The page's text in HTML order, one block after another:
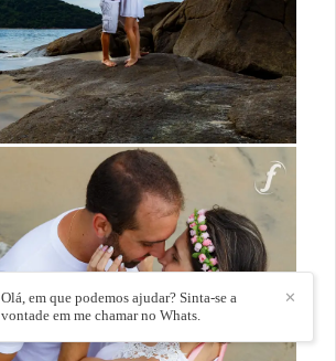
✕
Olá, em que podemos ajudar? Sinta-se a
vontade em me chamar no Whats.